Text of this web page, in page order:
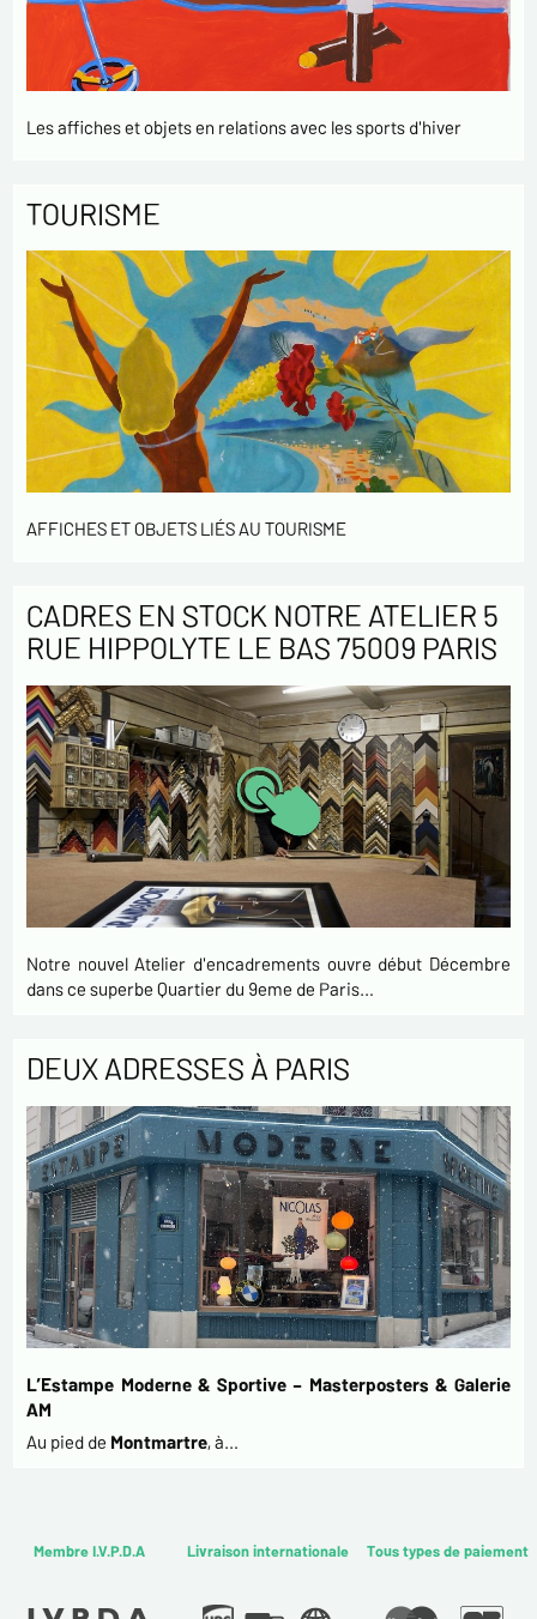
Les affiches et objets en relations avec les sports d'hiver
TOURISME
AFFICHES ET OBJETS LIÉS AU TOURISME
CADRES EN STOCK NOTRE ATELIER 5
RUE HIPPOLYTE LE BAS 75009 PARIS
Notre nouvel Atelier d'encadrements ouvre début Décembre
dans ce superbe Quartier du 9eme de Paris…
DEUX ADRESSES À PARIS
L’Estampe Moderne & Sportive – Masterposters & Galerie
AM
Au pied de Montmartre, à…
Membre I.V.P.D.A Livraison internationale Tous types de paiement